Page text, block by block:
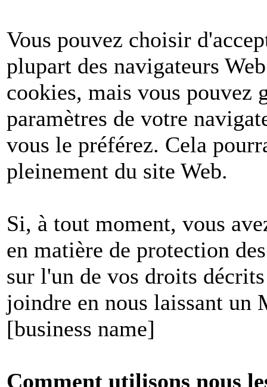
Vous pouvez choisir
plupart des navigateurs
cookies, mais vous pouvez
paramètres de votre
vous le préférez. Cela
pleinement du site Web.
Si, à tout moment, vous
en matière de protection
sur l'un de vos droits
joindre en nous laissant un
[business name]
Comment utilisons nous